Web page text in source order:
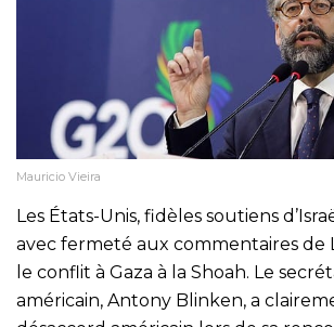
Mauricio Vieira
Les États-Unis, fidèles soutiens
avec fermeté aux commentaires de
le conflit à Gaza à la Shoah. Le
américain, Antony Blinken, a